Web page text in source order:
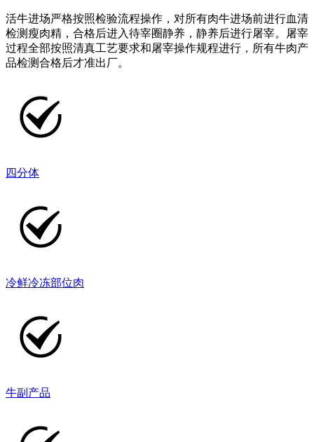
活牛进场严格按照检验流程操作，对所有肉牛进场前进行血清
检测瘦肉精，合格后进入待宰圈静养，静养后进行屠宰。屠宰
过程全部按照清真工艺要求和屠宰操作规程进行，所有牛肉产
品检测合格后才准出厂。
四分体
冷鲜冷冻部位肉
牛副产品